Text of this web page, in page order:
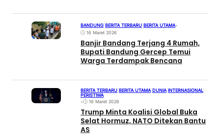
BANDUNG BERITA TERBARU BERITA UTAMA•
16 Maret 2026
Banjir Bandang Terjang 4 Rumah,
Bupati Bandung Gercep Temui
Warga Terdampak Bencana
BERITA TERBARU BERITA UTAMA DUNIA INTERNASIONAL
PERISTIWA
•
16 Maret 2026
Trump Minta Koalisi Global Buka
Selat Hormuz, NATO Ditekan Bantu
AS